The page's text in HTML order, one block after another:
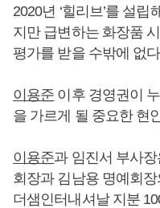
2020년 ‘힐리브’를 설
지만 급변하는 화장품
평가를 받을 수밖에 없
이용준 이후 경영권이
을 가르게 될 중요한 현
이용준과 임진서 부사
회장과 김남용 명예회
더샘인터내셔날 지분